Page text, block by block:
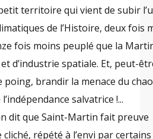
territoire qui vient de subir
de l’Histoire, deux fois
fois moins peuplé que la
d’industrie spatiale. Et, peut-
poing, brandir la menace du
salvatrice !...
dit que Saint-Martin fait preuve
cliché, répété à l’envi par certains